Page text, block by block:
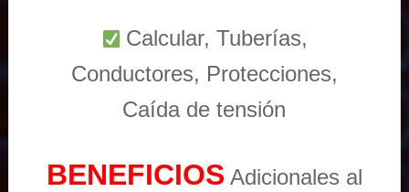
Calcular, Tuberías,
Conductores, Protecciones,
Caída de tensión
BENEFICIOS Adicionales al